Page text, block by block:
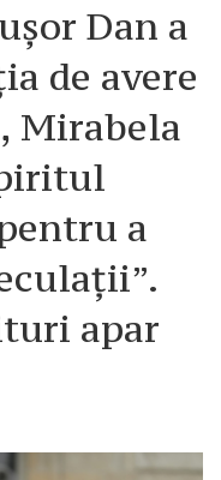
Dan a
de avere
Mirabela
a
apar